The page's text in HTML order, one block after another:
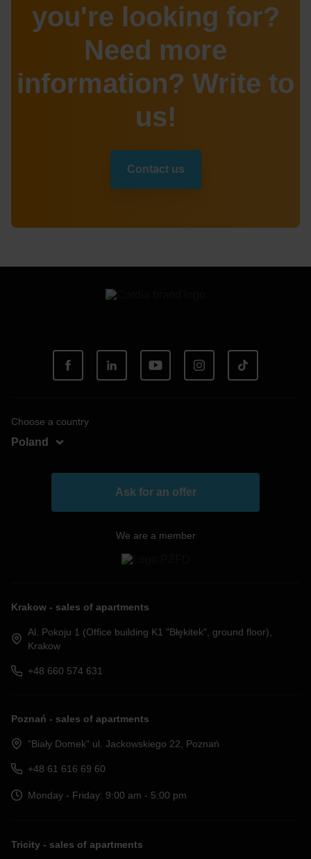
you're looking for?
Need more
information? Write to
us!
Contact us
Choose a country
Poland
Ask for an offer
We are a member
Krakow - sales of apartments
Al. Pokoju 1 (Office building K1 "Błękitek", ground floor),
Krakow
+48 660 574 631
Poznań - sales of apartments
"Biały Domek" ul. Jackowskiego 22, Poznań
+48 61 616 69 60
Monday - Friday: 9:00 am - 5:00 pm
Tricity - sales of apartments